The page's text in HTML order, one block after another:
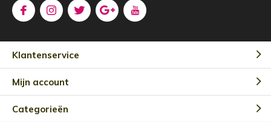
Klantenservice
Mijn account
Categorieën